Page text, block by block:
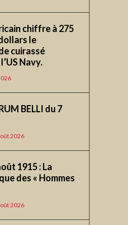
chiffre à 275
le
cuirassé
Navy.
BELLI du 7
2026
1915 : La
des « Hommes
2026